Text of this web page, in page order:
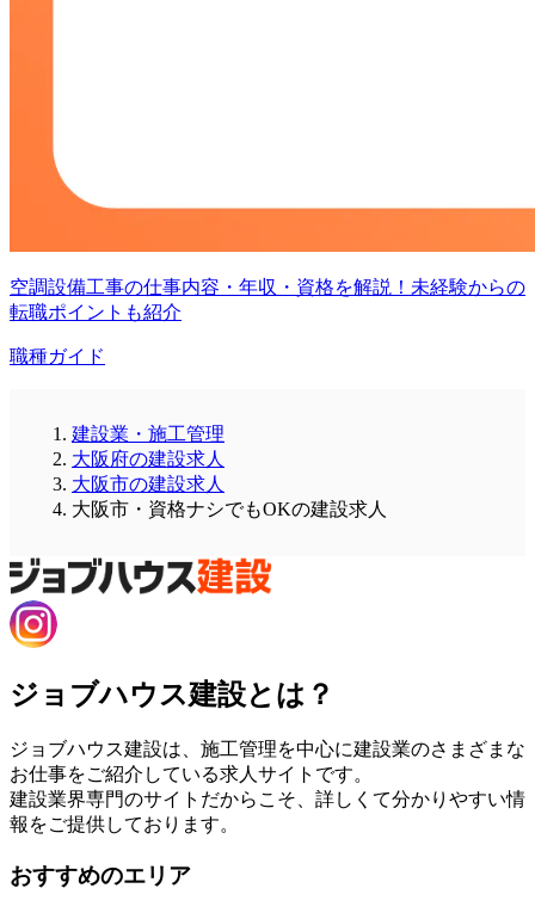
空調設備工事の仕事内容・年収・資格を解説！未経験からの
転職ポイントも紹介
職種ガイド
建設業・施工管理
大阪府の建設求人
大阪市の建設求人
大阪市・資格ナシでもOKの建設求人
ジョブハウス建設とは？
ジョブハウス建設は、施工管理を中心に建設業のさまざまな
お仕事をご紹介している求人サイトです。
建設業界専門のサイトだからこそ、詳しくて分かりやすい情
報をご提供しております。
おすすめのエリア